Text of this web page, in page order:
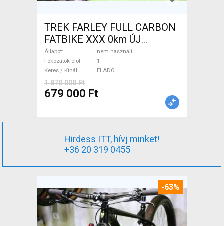
TREK FARLEY FULL CARBON
FATBIKE XXX 0km ÚJ
WAMPA CF Fatbike nem
használt ELADÓ
Állapot
nem használt
Fokozatok elöl
1
Keres / Kínál
ELADÓ
1 870 000 Ft
679 000 Ft
Hirdess ITT, hívj minket!
+36 20 319 0455
-63%